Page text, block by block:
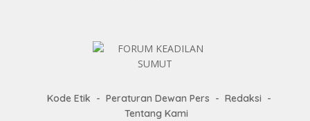
Kode Etik Peraturan Dewan Pers
Redaksi
Tentang Kami